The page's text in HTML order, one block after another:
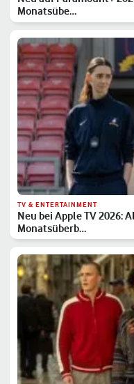
Monatsübe…
TV & ENTERTAINMENT
Neu bei Apple TV 2026:
Monatsüberb…